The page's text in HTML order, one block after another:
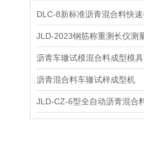
沥青车辙试模混合料成型模具
沥青混合料车辙试样成型机